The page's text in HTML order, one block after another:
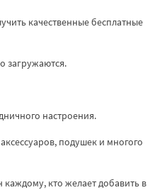
качественные бесплатные
загружаются.
настроения.
подушек и многого
кто желает добавить в